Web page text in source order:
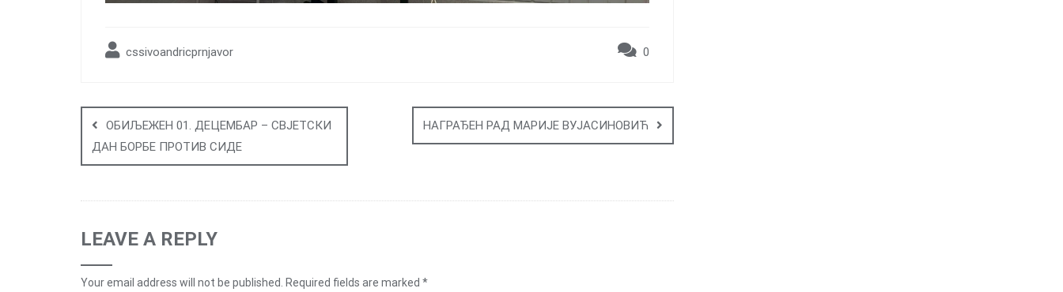
cssivoandricprnjavor 0
navigation
ОБИЉЕЖЕН 01. ДЕЦЕМБАР – СВЈЕТСКИ
ДАН БОРБЕ ПРОТИВ СИДЕ
НАГРАЂЕН РАД МАРИЈЕ ВУЈАСИНОВИЋ
LEAVE A REPLY
Your email address will not be published. Required fields are marked *